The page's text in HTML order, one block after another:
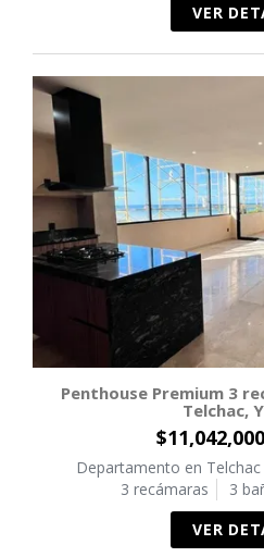
VER
Penthouse Premium 3
Telchac,
Departamento en
3 recámaras
3
VER